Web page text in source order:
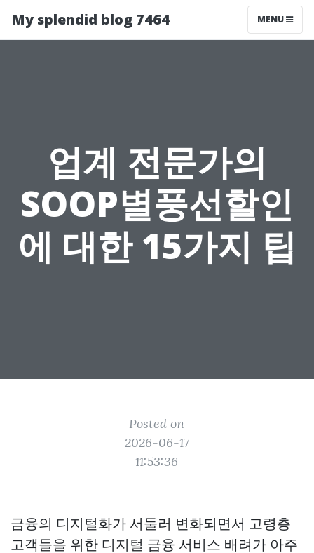
My splendid blog 7464 MENU
업계 전문가의
SOOP별풍선할인
에 대한 15가지 팁
Posted on
2026-06-17
11:53:36
금융의 디지털화가 서둘러 변화되면서 고령층
고객들을 위한 디지털 금융 서비스 배려가 아주